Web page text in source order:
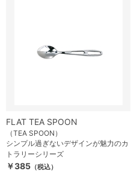
FLAT TEA SPOON
（TEA SPOON）
シンプル過ぎないデザインが魅力のカ
トラリーシリーズ
￥385 （税込）